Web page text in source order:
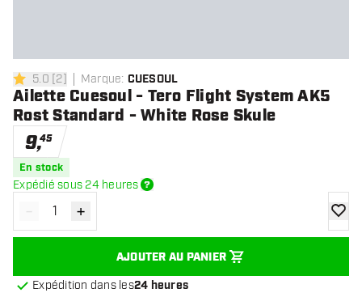
5 étoiles de notation
5.0 [2] Marque: CUESOUL
Ailette Cuesoul - Tero Flight System AK5
Rost Standard - White Rose Skule
9,45
En stock
Expédié sous 24 heures
Diminuer la quantité
- Augmenter la quantité
+
AJOUTER AU PANIER
Expédition dans les24 heures